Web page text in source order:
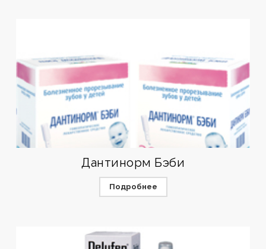
Дантинорм Бэби
Подробнее